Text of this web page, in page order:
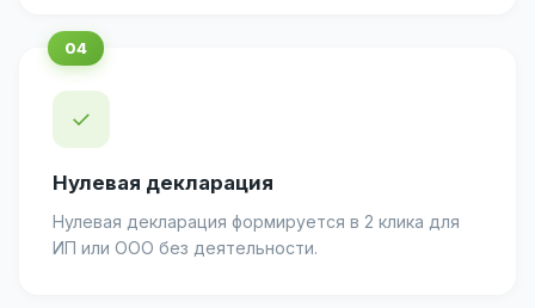
✓
Нулевая декларация
Нулевая декларация формируется в 2 клика для
ИП или ООО без деятельности.